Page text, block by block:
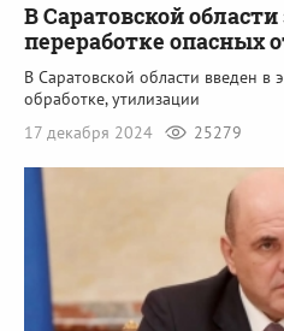
В Саратовской
переработке опасных
В Саратовской области введен в
обработке, утилизации
17 декабря 2024
25279